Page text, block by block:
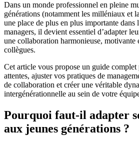
Dans un monde professionnel en pleine
générations (notamment les milléniaux et
une place de plus en plus importante dans
managers, il devient essentiel d’adapter
une collaboration harmonieuse, motivante
collègues.
Cet article vous propose un guide
attentes, ajuster vos pratiques de
de collaboration et créer une véritable
intergénérationnelle au sein de votre
Pourquoi faut-il adapter
aux jeunes générations ?